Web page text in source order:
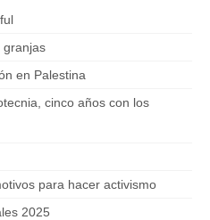
granjas
en Palestina
cinco años con los
para hacer activismo
2025